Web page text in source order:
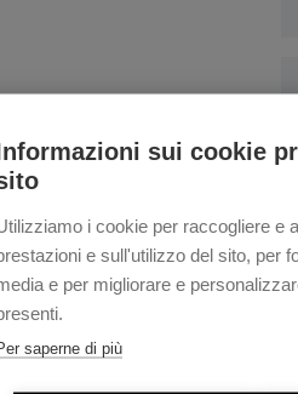
sui cookie
i cookie per raccogliere e
e sull'utilizzo del sito, per
e per migliorare e
saperne di più